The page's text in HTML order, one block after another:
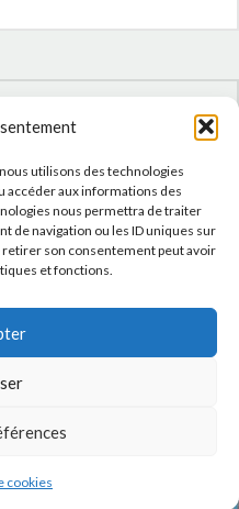
utilisons des technologies
accéder aux informations des
nous permettra de traiter
de navigation ou les ID uniques sur
retirer son consentement peut avoir
et fonctions.
cookies